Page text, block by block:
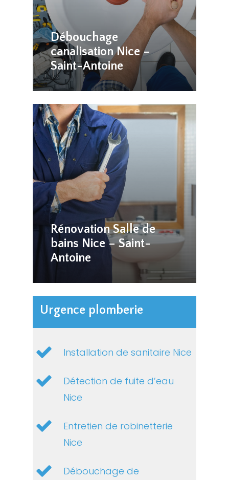
Débouchage
canalisation Nice –
Saint-Antoine
Rénovation Salle de
bains Nice – Saint-
Antoine
Urgence plomberie
Installation de sanitaire Nice
Détection de fuite d’eau
Nice
Entretien de robinetterie
Nice
Débouchage de